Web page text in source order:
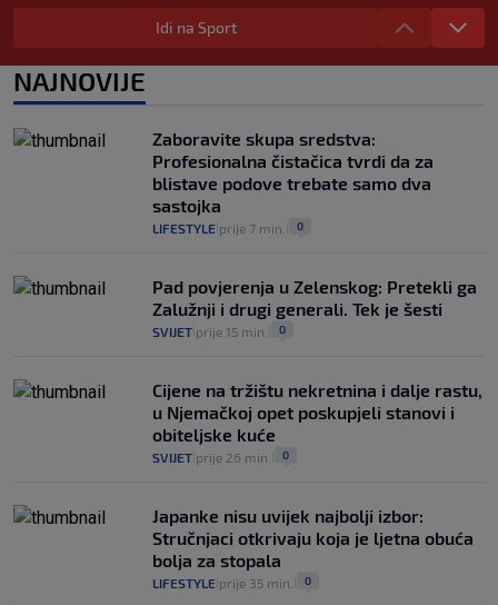
zdravstvenu iskaznicu". Kakva su prava
pacijenata izvan mjesta prebivališta?
1
Plenković na 15 dana ukine mjere: "Ne bi
se dogodilo ništa. Vlada se zaljubila u te
intervencije"
30. srp. 25
Idi na Sport
NAJNOVIJE
Zaboravite skupa sredstva:
Profesionalna čistačica tvrdi da za
blistave podove trebate samo dva
sastojka
LIFESTYLE prije 7 min. 0
Pad povjerenja u Zelenskog: Pretekli ga
Zalužnji i drugi generali. Tek je šesti
SVIJET prije 15 min. 0
Cijene na tržištu nekretnina i dalje rastu,
u Njemačkoj opet poskupjeli stanovi i
obiteljske kuće
SVIJET prije 26 min. 0
Japanke nisu uvijek najbolji izbor:
Stručnjaci otkrivaju koja je ljetna obuća
bolja za stopala
LIFESTYLE prije 35 min. 0